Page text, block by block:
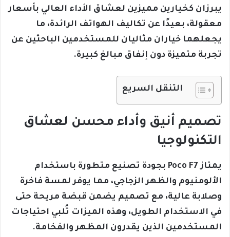
يبرزان كخيارين مميزين لعشاق الأداء العالي بأسعار
معقولة، بعيدًا عن تكاليف الهواتف الرائدة، ما
يجعلهما خياران مثاليان للمستخدمين الباحثين عن
تجربة متميزة دون إنفاق مبالغ كبيرة.
التنقل السريع
تصميم أنيق وأداء محسن لعشاق
التكنولوجيا
يمتاز Poco F7 بجودة تصنيع متطورة باستخدام
الألومنيوم والظهر الزجاجي، مما يوفر لمسة فاخرة
وصلابة عالية، مع تصميم يضمن قبضة مريحة حتى
في الاستخدام الطويل، وهذه الميزات تُلبي احتياجات
المستخدمين الذين يقدرون المظهر والفخامة.